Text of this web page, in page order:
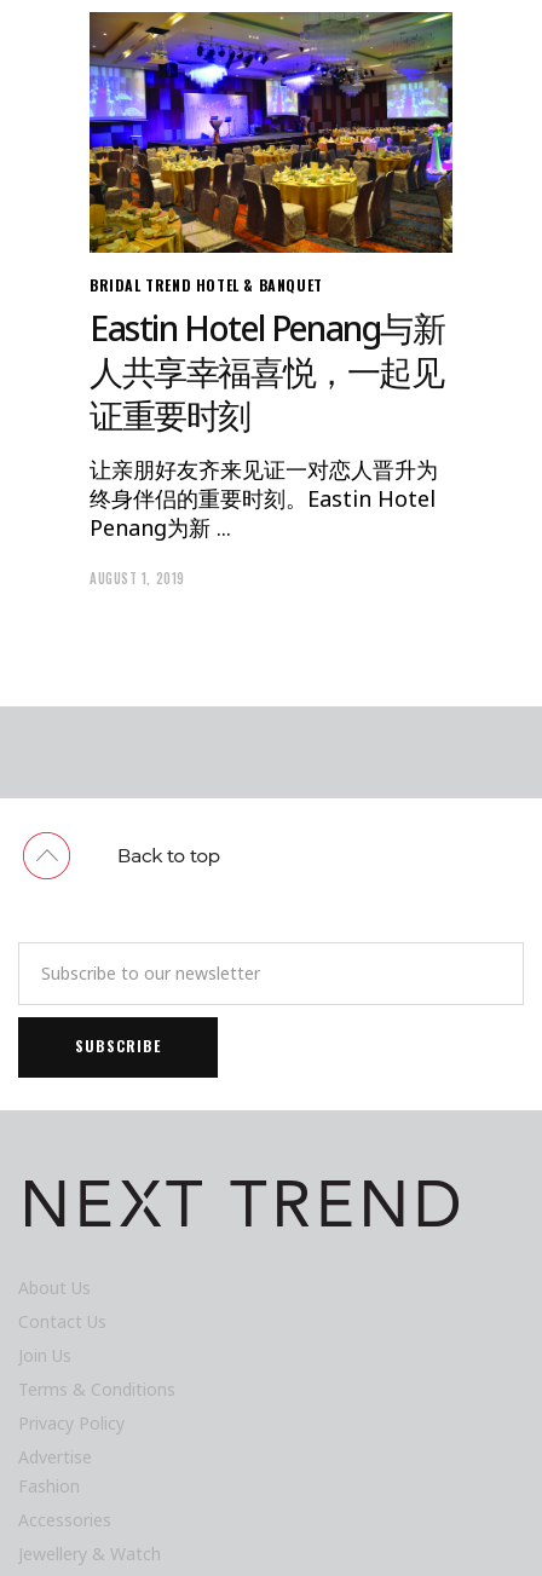
BRIDAL TREND HOTEL & BANQUET
Eastin Hotel Penang与新
人共享幸福喜悦，一起见
证重要时刻
让亲朋好友齐来见证一对恋人晋升为
终身伴侣的重要时刻。Eastin Hotel
Penang为新
AUGUST 1, 2019
About Us
Contact Us
Join Us
Terms & Conditions
Privacy Policy
Advertise
Fashion
Accessories
Jewellery & Watch